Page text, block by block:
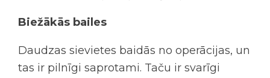
Biežākās bailes
Daudzas sievietes baidās no operācijas, un
tas ir pilnīgi saprotami. Taču ir svarīgi